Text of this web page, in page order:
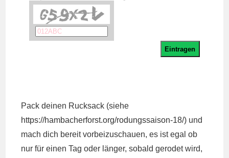
Pack deinen Rucksack (siehe
https://hambacherforst.org/rodungssaison-18/) und
mach dich bereit vorbeizuschauen, es ist egal ob
nur für einen Tag oder länger, sobald gerodet wird,